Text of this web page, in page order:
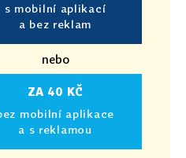
s mobilní aplikací
a bez reklam
nebo
ZA 40 KČ
mobilní aplikace
a s reklamou